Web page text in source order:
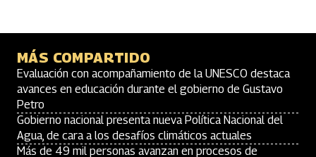
MÁS COMPARTIDO
Evaluación con acompañamiento de la UNESCO destaca
avances en educación durante el gobierno de Gustavo
Petro
Gobierno nacional presenta nueva Política Nacional del
Agua, de cara a los desafíos climáticos actuales
Más de 49 mil personas avanzan en procesos de